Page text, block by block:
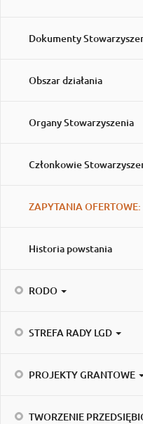
Dokumenty
Obszar działania
Organy Stowarzyszenia
Członkowie
ZAPYTANIA OFERTOWE:
Historia powstania
RODO
STREFA RADY LGD
PROJEKTY GRANTOWE
TWORZENIE